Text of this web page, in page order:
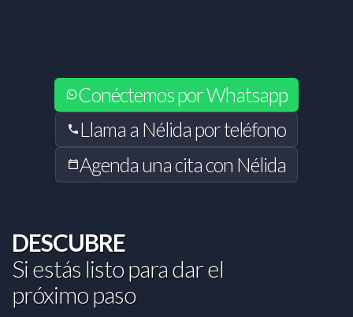
Conéctemos por Whatsapp
Llama a Nélida por teléfono
Agenda una cita con Nélida
DESCUBRE
Si estás listo para dar el
próximo paso